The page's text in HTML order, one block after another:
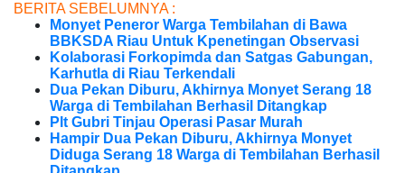
BERITA SEBELUMNYA :
Monyet Peneror Warga Tembilahan di Bawa
BBKSDA Riau Untuk Kpenetingan Observasi
Kolaborasi Forkopimda dan Satgas Gabungan,
Karhutla di Riau Terkendali
Dua Pekan Diburu, Akhirnya Monyet Serang 18
Warga di Tembilahan Berhasil Ditangkap
Plt Gubri Tinjau Operasi Pasar Murah
Hampir Dua Pekan Diburu, Akhirnya Monyet
Diduga Serang 18 Warga di Tembilahan Berhasil